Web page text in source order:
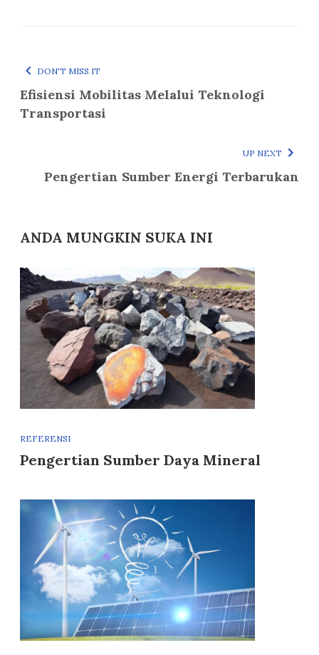
DON'T MISS IT
Efisiensi Mobilitas Melalui Teknologi
Transportasi
UP NEXT
Pengertian Sumber Energi Terbarukan
ANDA MUNGKIN SUKA INI
REFERENSI
Pengertian Sumber Daya Mineral